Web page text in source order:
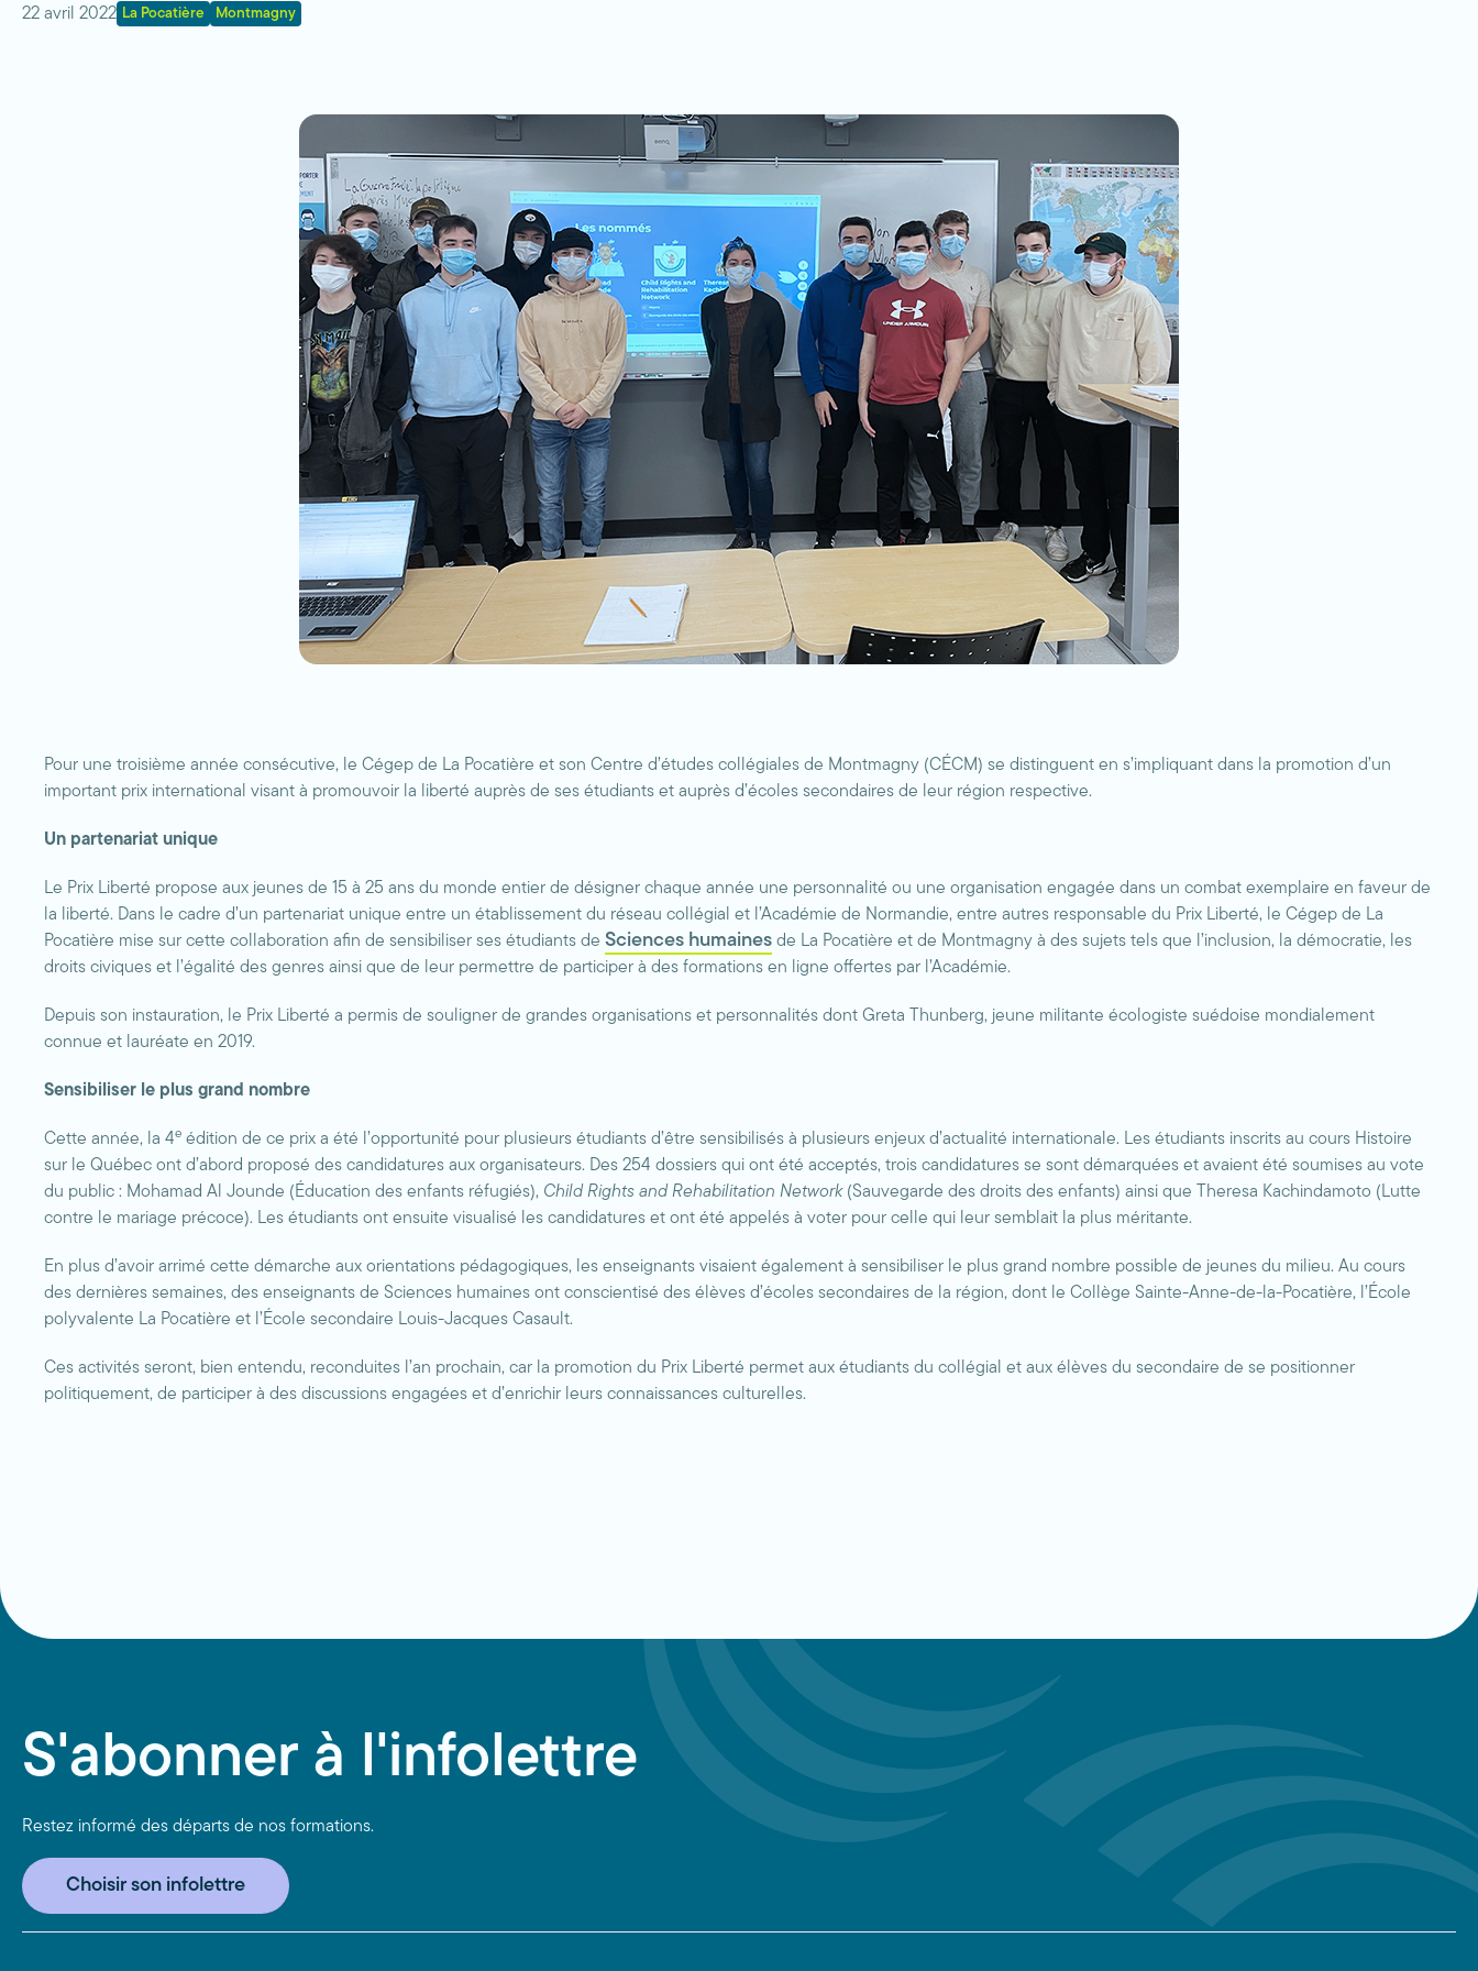
22 avril 2022 La Pocatière Montmagny
Pour une troisième année consécutive, le Cégep de La Pocatière et son Centre d’études collégiales de Montmagny (CÉCM) se distinguent en s’impliquant dans la promotion d’un
important prix international visant à promouvoir la liberté auprès de ses étudiants et auprès d’écoles secondaires de leur région respective.
Un partenariat unique
Le Prix Liberté propose aux jeunes de 15 à 25 ans du monde entier de désigner chaque année une personnalité ou une organisation engagée dans un combat exemplaire en faveur de
la liberté. Dans le cadre d’un partenariat unique entre un établissement du réseau collégial et l’Académie de Normandie, entre autres responsable du Prix Liberté, le Cégep de La
Pocatière mise sur cette collaboration afin de sensibiliser ses étudiants de Sciences humaines de La Pocatière et de Montmagny à des sujets tels que l’inclusion, la démocratie, les
droits civiques et l’égalité des genres ainsi que de leur permettre de participer à des formations en ligne offertes par l’Académie.
Depuis son instauration, le Prix Liberté a permis de souligner de grandes organisations et personnalités dont Greta Thunberg, jeune militante écologiste suédoise mondialement
connue et lauréate en 2019.
Sensibiliser le plus grand nombre
Cette année, la 4e édition de ce prix a été l’opportunité pour plusieurs étudiants d’être sensibilisés à plusieurs enjeux d’actualité internationale. Les étudiants inscrits au cours Histoire
sur le Québec ont d’abord proposé des candidatures aux organisateurs. Des 254 dossiers qui ont été acceptés, trois candidatures se sont démarquées et avaient été soumises au vote
du public : Mohamad Al Jounde (Éducation des enfants réfugiés), Child Rights and Rehabilitation Network(Sauvegarde des droits des enfants) ainsi que Theresa Kachindamoto (Lutte
contre le mariage précoce). Les étudiants ont ensuite visualisé les candidatures et ont été appelés à voter pour celle qui leur semblait la plus méritante.
En plus d’avoir arrimé cette démarche aux orientations pédagogiques, les enseignants visaient également à sensibiliser le plus grand nombre possible de jeunes du milieu. Au cours
des dernières semaines, des enseignants de Sciences humaines ont conscientisé des élèves d’écoles secondaires de la région, dont le Collège Sainte-Anne-de-la-Pocatière, l’École
polyvalente La Pocatière et l’École secondaire Louis-Jacques Casault.
Ces activités seront, bien entendu, reconduites l’an prochain, car la promotion du Prix Liberté permet aux étudiants du collégial et aux élèves du secondaire de se positionner
politiquement, de participer à des discussions engagées et d’enrichir leurs connaissances culturelles.
S'abonner à l'infolettre
Restez informé des départs de nos formations.
Choisir son infolettre